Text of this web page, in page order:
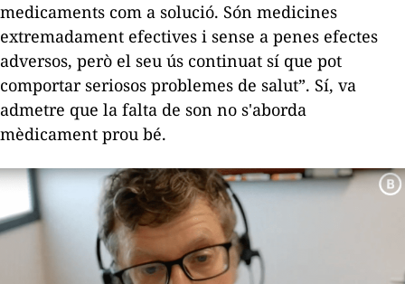
medicaments com a solució. Són medicines
extremadament efectives i sense a penes efectes
adversos, però el seu ús continuat sí que pot
comportar seriosos problemes de salut”. Sí, va
admetre que la falta de son no s'aborda
mèdicament prou bé.